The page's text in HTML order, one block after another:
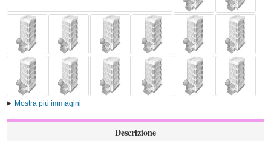
Mostra più immagini
Descrizione